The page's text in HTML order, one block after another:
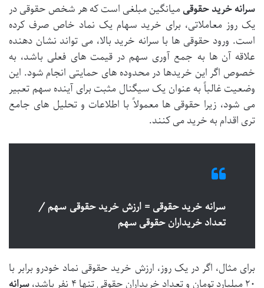
سرانه خرید حقوقیمیانگین مبلغی است که هر شخص حقوقی در
یک روز معاملاتی، برای خرید سهام یک نماد خاص صرف کرده
است. ورود حقوقی ها با سرانه خرید بالا، می تواند نشان دهنده
علاقه آن ها به جمع آوری سهم در قیمت های فعلی باشد، به
خصوص اگر این خریدها در محدوده های حمایتی انجام شود. این
وضعیت غالباً به عنوان یک سیگنال مثبت برای آینده سهم تعبیر
می شود، زیرا حقوقی ها معمولاً با اطلاعات و تحلیل های جامع
تری اقدام به خرید می کنند.
سرانه خرید حقوقی = ارزش خرید حقوقی سهم /
تعداد خریداران حقوقی سهم
برای مثال، اگر در یک روز، ارزش خرید حقوقی نماد خودرو برابر با
۲۰ میلیارد تومان و تعداد خریداران حقوقی تنها ۴ نفر باشد،
سرانه